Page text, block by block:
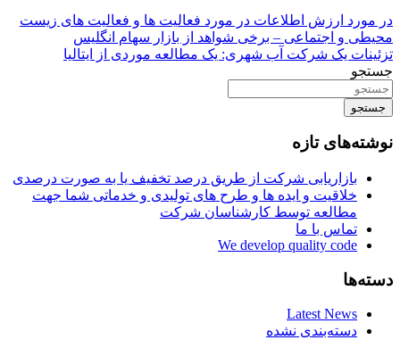
در مورد ارزش اطلاعات در مورد فعالیت ها و فعالیت های زیست
محیطی و اجتماعی – برخی شواهد از بازار سهام انگلیس
تزئینات یک شرکت آب شهری: یک مطالعه موردی از ایتالیا
جستجو
جستجو
نوشته‌های تازه
بازاریابی شرکت از طریق درصد تخفیف یا به صورت درصدی
خلاقیت و ایده ها و طرح های تولیدی و خدماتی شما جهت
مطالعه توسط کارشناسان شرکت
تماس با ما
We develop quality code
دسته‌ها
Latest News
دسته‌بندی نشده